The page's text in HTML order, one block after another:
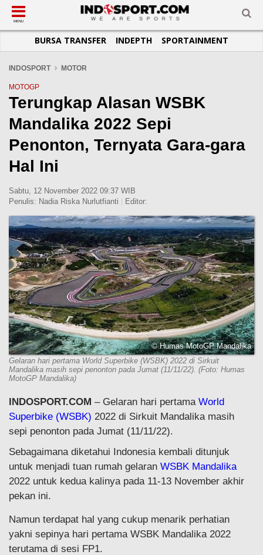
SUB-MENU
SEPAKBOLA
LIGA INGGRIS
LIGA ITALIA
LIGA SPANYOL
LIGA CHAMPIONS
LIGA PRANCIS
LIGA EUROPA
SUB-MENU
SPORTAINMENT
SUB-MENU
OTOMOTIF
OTOMANIA
SUB-MENU
BASKET
FUTSAL
OLIMPIK
E-SPORT
SUB-MENU
JADWAL
SUB-MENU
TOPIK HARI INI
INFOGRAFIS
GALERI FOTO
TEMPAT OLAHRAGA
PASUKAN SEHAT
MENU
BURSA TRANSFER INDEPTH SPORTAINMENT
INDOSPORT MOTOR
MOTOGP
Terungkap Alasan WSBK
Mandalika 2022 Sepi
Penonton, Ternyata Gara-gara
Hal Ini
Sabtu, 12 November 2022 09:37 WIB
Penulis: Nadia Riska Nurlutfianti Editor:
© Humas MotoGP Mandalika
Gelaran hari pertama World Superbike (WSBK) 2022 di Sirkuit
Mandalika masih sepi penonton pada Jumat (11/11/22). (Foto: Humas
MotoGP Mandalika)
INDOSPORT.COM – Gelaran hari pertama World
Superbike (WSBK) 2022 di Sirkuit Mandalika masih
sepi penonton pada Jumat (11/11/22).
Sebagaimana diketahui Indonesia kembali ditunjuk
untuk menjadi tuan rumah gelaran WSBK Mandalika
2022 untuk kedua kalinya pada 11-13 November akhir
pekan ini.
Namun terdapat hal yang cukup menarik perhatian
yakni sepinya hari pertama WSBK Mandalika 2022
terutama di sesi FP1.